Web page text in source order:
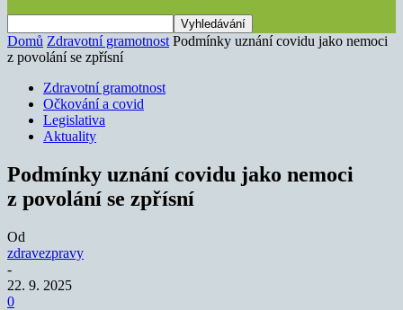
Domů Zdravotní gramotnost Podmínky uznání covidu jako nemoci
z povolání se zpřísní
Zdravotní gramotnost
Očkování a covid
Legislativa
Aktuality
Podmínky uznání covidu jako nemoci
z povolání se zpřísní
Od
zdravezpravy
-
22. 9. 2025
0